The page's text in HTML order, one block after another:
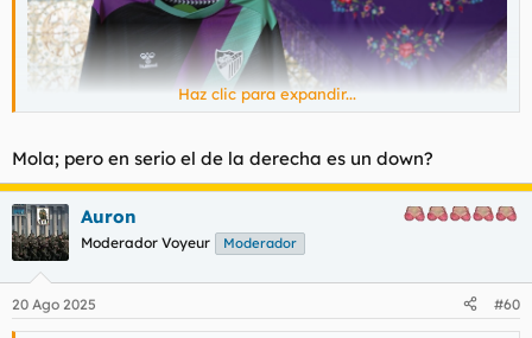
Haz clic para expandir...
Mola; pero en serio el de la derecha es un down?
Auron
Moderador Voyeur Moderador
20 Ago 2025 #60